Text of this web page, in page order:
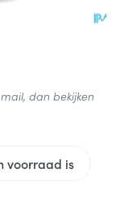
voorraad is
dan bekijken